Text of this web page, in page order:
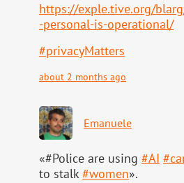
https://exple.tive.org/
-personal-is-operational/
#privacyMatters
about 2 months ago
Emanuele
«#Police are using #AI #
to stalk#women».